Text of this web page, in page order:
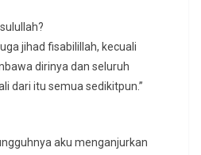
jihad fisabilillah, kecuali
dirinya dan seluruh
dari itu semua sedikitpun.”
aku menganjurkan